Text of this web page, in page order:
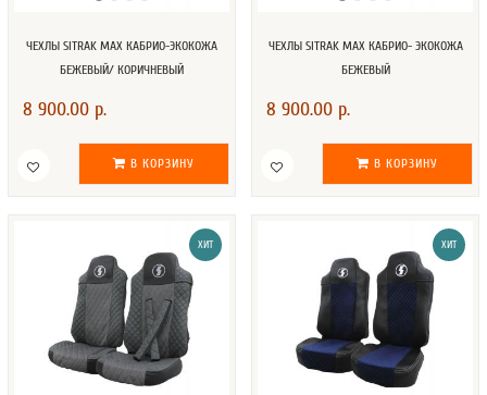
ЧЕХЛЫ SITRAK MAX КАБРИО-ЭКОКОЖА
БЕЖЕВЫЙ/ КОРИЧНЕВЫЙ
8 900.00 р.
В КОРЗИНУ
ЧЕХЛЫ SITRAK MAX КАБРИО- ЭКОКОЖА
БЕЖЕВЫЙ
8 900.00 р.
В КОРЗИНУ
ХИТ ХИТ